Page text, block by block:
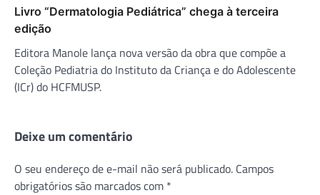
Livro “Dermatologia Pediátrica” chega à terceira
edição
Editora Manole lança nova versão da obra que compõe a
Coleção Pediatria do Instituto da Criança e do Adolescente
(ICr) do HCFMUSP.
Deixe um comentário
O seu endereço de e-mail não será publicado. Campos
obrigatórios são marcados com *